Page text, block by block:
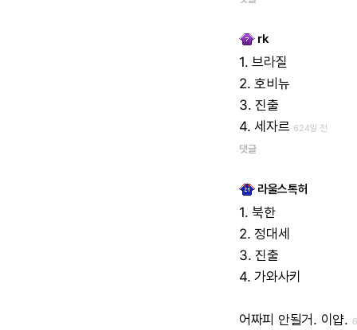
rk
1. 브라질
2.호비뉴
3.진출
4.세자르 624일 전
댓글
라울스톡허
1. 북한
2.정대세
3.진출
4.가와사키
어짜피 안될거. 이얍.